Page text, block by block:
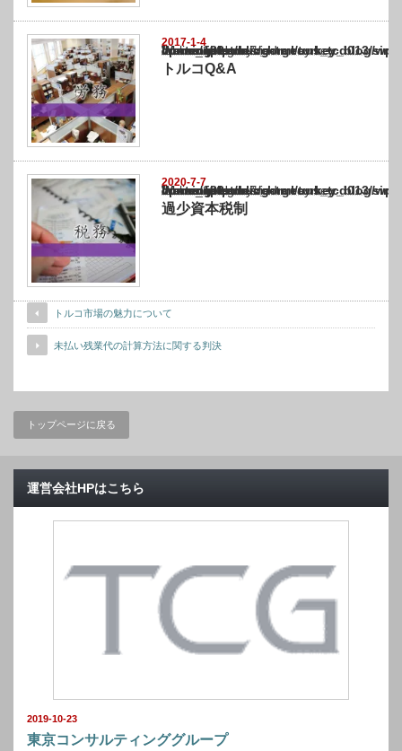
2017-1-4
Warning
: Undefined array key "show_category" in
/home/netst/kuno-cpa.co.jp/public_html/turkey_blog/wp-content/themes/
on line183
トルコQ&A
2020-7-7
Warning
: Undefined array key "show_category" in
/home/netst/kuno-cpa.co.jp/public_html/turkey_blog/wp-content/themes/
on line183
過少資本税制
トルコ市場の魅力について
未払い残業代の計算方法に関する判決
トップページに戻る
運営会社HPはこちら
2019-10-23
東京コンサルティンググループ